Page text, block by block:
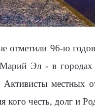
отметили 96-ю
Эл - в
Активисты местных
кого честь, долг и